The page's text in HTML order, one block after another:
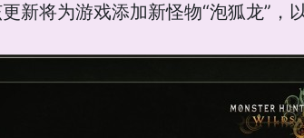
新将为游戏添加新怪物“泡狐龙”，